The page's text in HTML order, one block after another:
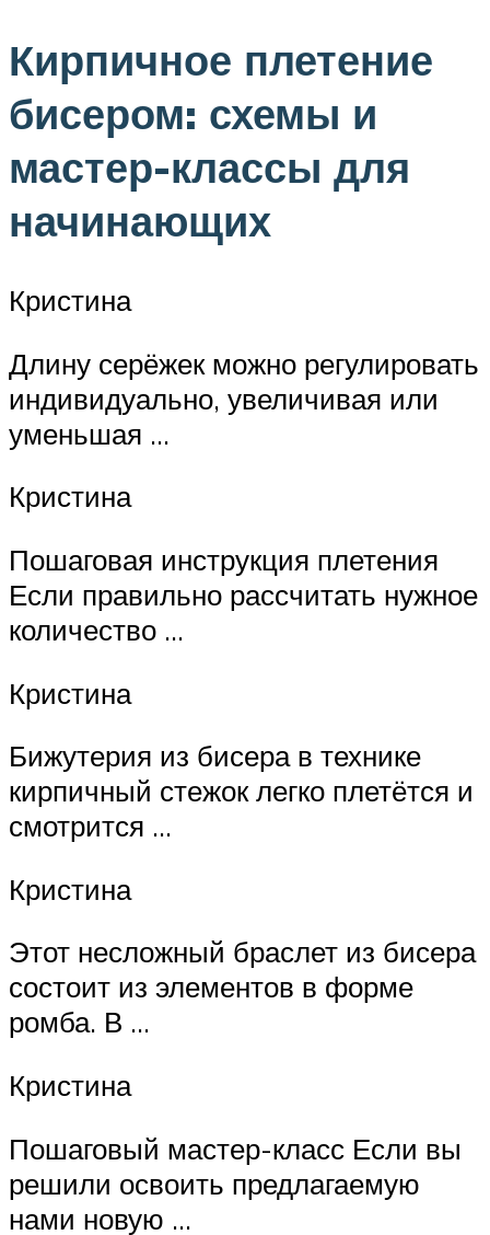
Кирпичное плетение
бисером: схемы и
мастер-классы для
начинающих
Кристина
Длину серёжек можно регулировать
индивидуально, увеличивая или
уменьшая …
Кристина
Пошаговая инструкция плетения
Если правильно рассчитать нужное
количество …
Кристина
Бижутерия из бисера в технике
кирпичный стежок легко плетётся и
смотрится …
Кристина
Этот несложный браслет из бисера
состоит из элементов в форме
ромба. В …
Кристина
Пошаговый мастер-класс Если вы
решили освоить предлагаемую
нами новую …